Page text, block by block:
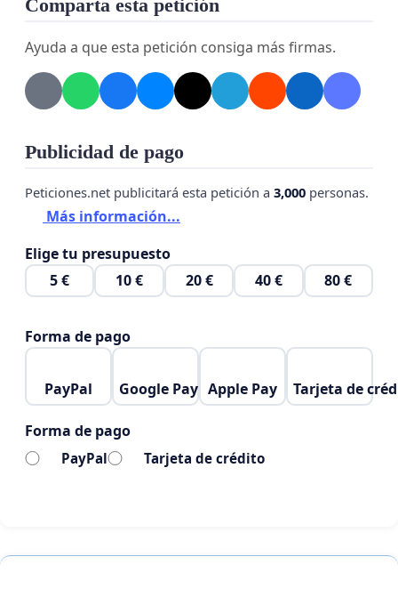
- Mejoras salariales.
Comparta esta petición
Ayuda a que esta petición consiga más firmas.
Publicidad de pago
Peticiones.net publicitará esta petición a 3,000 personas.
Más información...
Elige tu presupuesto
5 €
10 € 20 € 40 € 80 €
Forma de pago
PayPal Google Pay Apple Pay Tarjeta de
Forma de pago
PayPal Tarjeta de crédito